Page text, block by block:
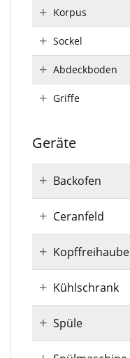
Korpus
Sockel
Abdeckboden
Griffe
Geräte
Backofen
Ceranfeld
Kopffreihaube
Kühlschrank
Spüle